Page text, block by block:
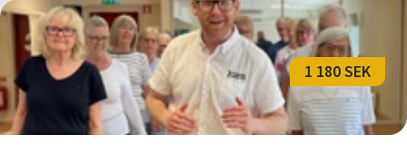
1 180 SEK